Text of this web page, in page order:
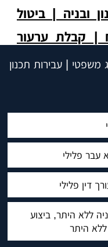
ובניה | ביטול
בסך 260,000 ₪ | קבלת ערעור
משפטי | עבירות תכנון
עבר פלילי
דין פלילי
ללא היתר, ביצוע
היתר